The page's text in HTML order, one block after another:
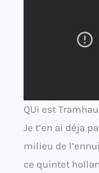
QUi est
Je t’en ai déja
milieu de
ce quintet